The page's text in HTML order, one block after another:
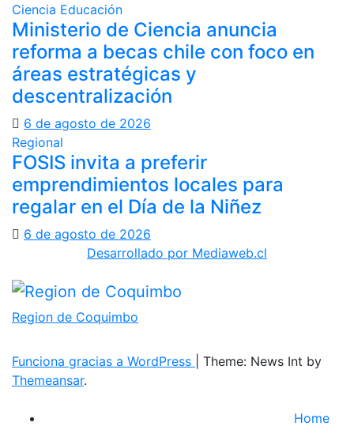
Ciencia Educación
Ministerio de Ciencia anuncia
reforma a becas chile con foco en
áreas estratégicas y
descentralización
6 de agosto de 2026
Regional
FOSIS invita a preferir
emprendimientos locales para
regalar en el Día de la Niñez
6 de agosto de 2026
Desarrollado por Mediaweb.cl
Region de Coquimbo
Funciona gracias a WordPress
Theme: News Int by
Themeansar.
Home